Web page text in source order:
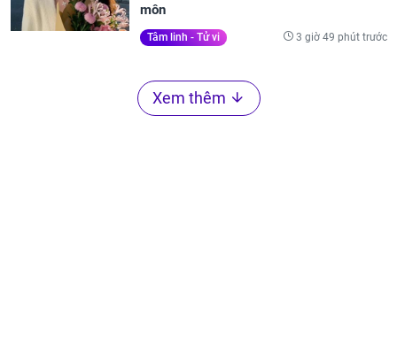
môn
Tâm linh - Tử vi 3 giờ 49 phút trước
Xem thêm